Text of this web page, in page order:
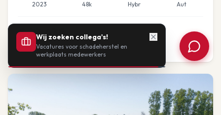
2023 48k Hybr Aut
€33.435
of vanaf: €693/mnd BTW
Wij zoeken collega's!
Vacatures voor schadeherstel en
werkplaats medewerkers